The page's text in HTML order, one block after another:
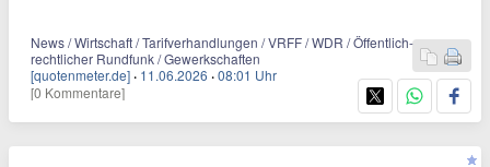
News / Wirtschaft / Tarifverhandlungen / VRFF / WDR / Öffentlich-
rechtlicher Rundfunk / Gewerkschaften
[quotenmeter.de] · 11.06.2026 ·08:01 Uhr
[0 Kommentare]